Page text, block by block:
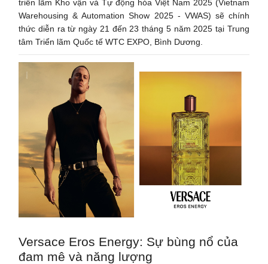
triển lãm Kho vận và Tự động hóa Việt Nam 2025 (Vietnam
Warehousing & Automation Show 2025 - VWAS) sẽ chính
thức diễn ra từ ngày 21 đến 23 tháng 5 năm 2025 tại Trung
tâm Triển lãm Quốc tế WTC EXPO, Bình Dương.
Versace Eros Energy: Sự bùng nổ của
đam mê và năng lượng